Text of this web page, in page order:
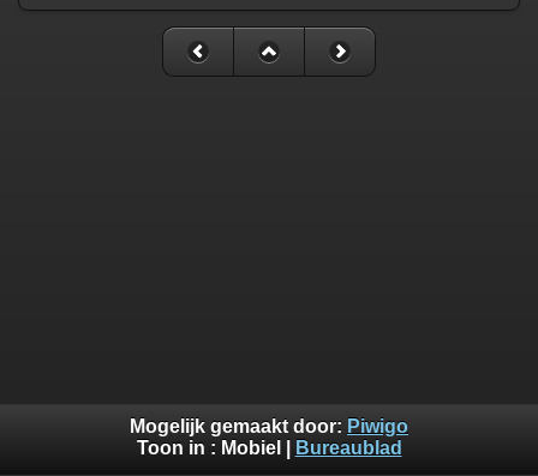
Mogelijk gemaakt door: Piwigo
Toon in : Mobiel Bureaublad